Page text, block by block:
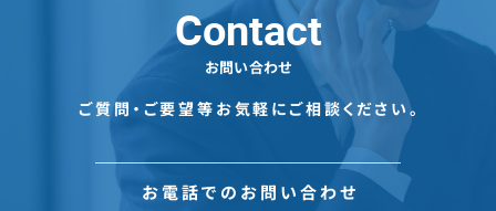
Contact
お問い合わせ
ご質問・ご要望等お気軽にご相談ください。
お電話でのお問い合わせ